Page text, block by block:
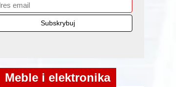
Meble i elektronika